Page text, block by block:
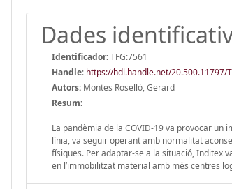
Dades
Identificador:TFG:7561
Handle: https://hdl.handle.net/20.500.11797/
Autors: Montes Roselló, Gerard
Resum:
La pandèmia de la COVID-19 va provocar un
línia, va seguir operant amb normalitat
físiques. Per adaptar-se a la situació, Inditex
en l’immobilitzat material amb més centres